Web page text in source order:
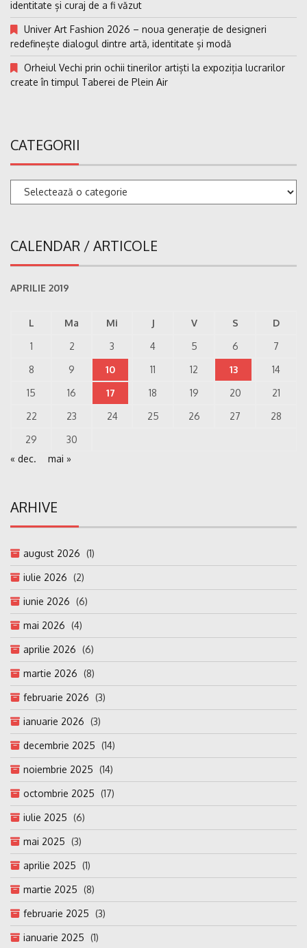
identitate și curaj de a fi văzut
Univer Art Fashion 2026 – noua generație de designeri
redefinește dialogul dintre artă, identitate și modă
Orheiul Vechi prin ochii tinerilor artiști la expoziția lucrarilor
create în timpul Taberei de Plein Air
CATEGORII
Categorii
CALENDAR / ARTICOLE
APRILIE 2019
L Ma Mi J V S
D
1
2 3 4 5 6
7
8
9 10 11 12 13
14
15
16 17 18 19 20
21
22
23 24 25 26 27
28
29
30
« dec.
mai »
ARHIVE
august 2026 (1)
iulie 2026 (2)
iunie 2026 (6)
mai 2026 (4)
aprilie 2026 (6)
martie 2026 (8)
februarie 2026 (3)
ianuarie 2026 (3)
decembrie 2025 (14)
noiembrie 2025 (14)
octombrie 2025 (17)
iulie 2025 (6)
mai 2025 (3)
aprilie 2025 (1)
martie 2025 (8)
februarie 2025 (3)
ianuarie 2025 (1)